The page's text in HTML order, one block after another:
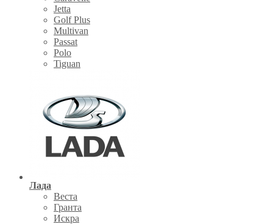
Jetta
Golf Plus
Multivan
Passat
Polo
Tiguan
Лада
Веста
Гранта
Искра